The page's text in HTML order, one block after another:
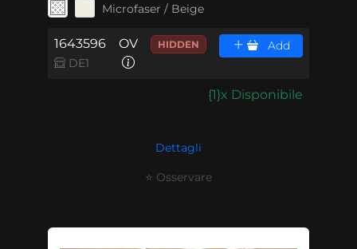
Microfaser / Beige
1643596
DE1
OV HIDDEN Add
{1}x Disponibile
Dettagli
⭐ Osservare